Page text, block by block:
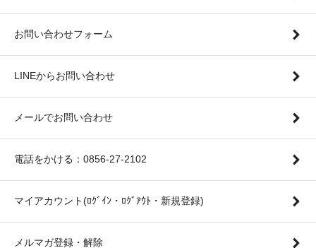
お問い合わせフォーム
LINEからお問い合わせ
メールでお問い合わせ
電話をかける：0856-27-2102
マイアカウント(ﾛｸﾞｲﾝ・ﾛｸﾞｱｳﾄ・新規登録)
メルマガ登録・解除